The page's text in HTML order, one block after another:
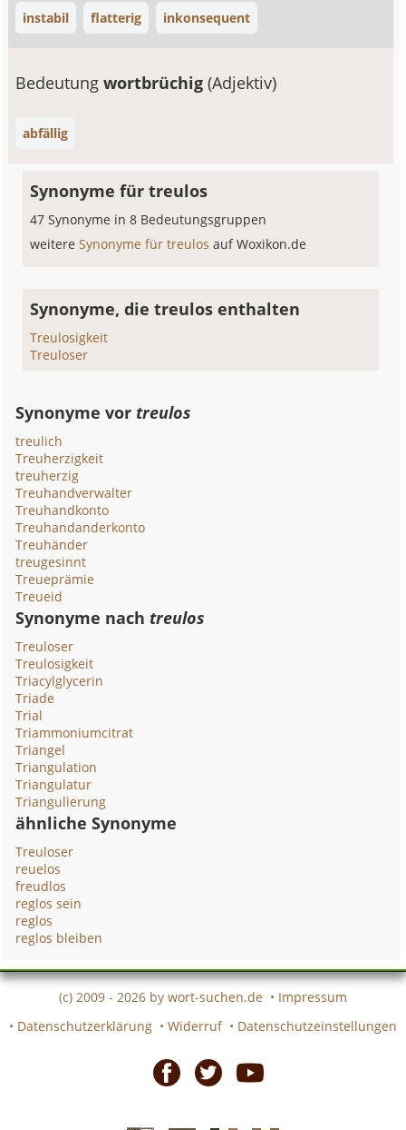
instabil flatterig inkonsequent
Bedeutungwortbrüchig(Adjektiv)
abfällig
Synonyme für treulos
47 Synonyme in 8 Bedeutungsgruppen
weitereSynonyme für treulosauf Woxikon.de
Synonyme, die treulos enthalten
Treulosigkeit
Treuloser
Synonyme vor treulos
treulich
Treuherzigkeit
treuherzig
Treuhandverwalter
Treuhandkonto
Treuhandanderkonto
Treuhänder
treugesinnt
Treueprämie
Treueid
Synonyme nach treulos
Treuloser
Treulosigkeit
Triacylglycerin
Triade
Trial
Triammoniumcitrat
Triangel
Triangulation
Triangulatur
Triangulierung
ähnliche Synonyme
Treuloser
reuelos
freudlos
reglos sein
reglos
reglos bleiben
(c) 2009 - 2026 by wort-suchen.de • Impressum
• Datenschutzerklärung • Widerruf • Datenschutzeinstellungen